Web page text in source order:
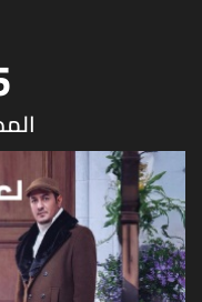
المدة: